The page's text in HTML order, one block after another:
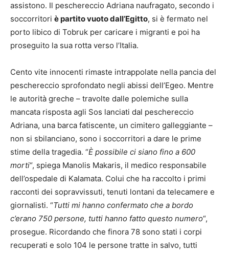
assistono. Il peschereccio Adriana naufragato, secondo i
soccorritori è partito vuoto dall’Egitto, si è fermato nel
porto libico di Tobruk per caricare i migranti e poi ha
proseguito la sua rotta verso l’Italia.
Cento vite innocenti rimaste intrappolate nella pancia del
peschereccio sprofondato negli abissi dell’Egeo. Mentre
le autorità greche – travolte dalle polemiche sulla
mancata risposta agli Sos lanciati dal peschereccio
Adriana, una barca fatiscente, un cimitero galleggiante –
non si sbilanciano, sono i soccorritori a dare le prime
stime della tragedia. “È possibile ci siano fino a 600
morti“, spiega Manolis Makaris, il medico responsabile
dell’ospedale di Kalamata. Colui che ha raccolto i primi
racconti dei sopravvissuti, tenuti lontani da telecamere e
giornalisti. “Tutti mi hanno confermato che a bordo
c’erano 750 persone, tutti hanno fatto questo numero“,
prosegue. Ricordando che finora 78 sono stati i corpi
recuperati e solo 104 le persone tratte in salvo, tutti